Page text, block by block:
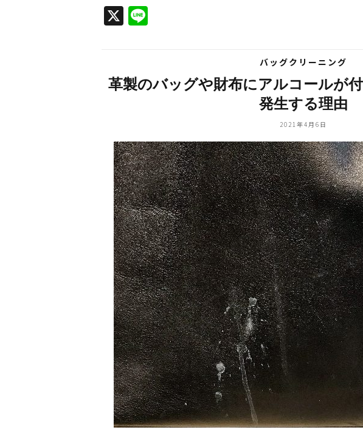
X
バッグクリーニング
革製のバッグや財布にアルコールが
発生する理由
2021年4月6日